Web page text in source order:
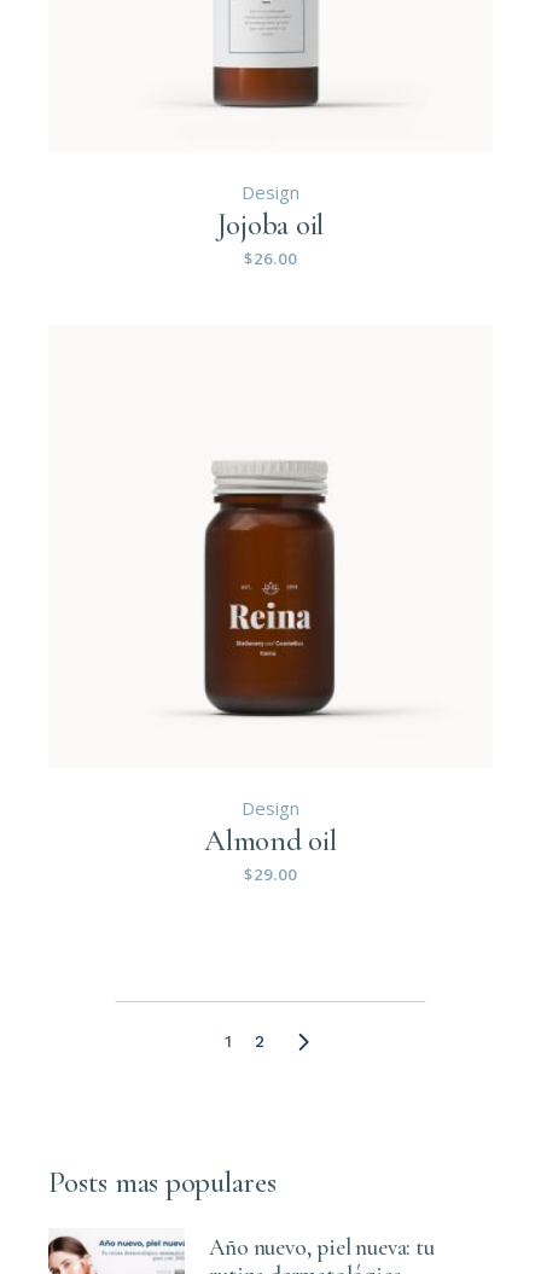
Design
Jojoba oil
$26.00
Design
Almond oil
$29.00
1 2
Posts mas populares
Año nuevo, piel nueva: tu